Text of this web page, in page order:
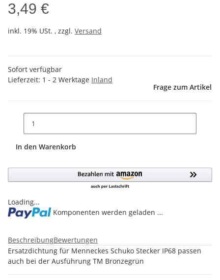
3,49 €
inkl. 19% USt. , zzgl. Versand
Sofort verfügbar
Lieferzeit: 1 - 2 Werktage Inland
Frage zum Artikel
In den Warenkorb
Loading...
Komponenten werden geladen ...
BeschreibungBewertungen
Ersatzdichtung für Menneckes Schuko Stecker IP68 passen
auch bei der Ausführung TM Bronzegrün